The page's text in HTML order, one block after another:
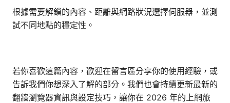
根據需要解鎖的內容、距離與網路狀況選擇伺服器，並測
試不同地點的穩定性。
若你喜歡這篇內容，歡迎在留言區分享你的使用經驗，或
告訴我們你想深入了解的部分。我們也會持續更新最新的
翻牆瀏覽器資訊與設定技巧，讓你在 2026 年的上網旅